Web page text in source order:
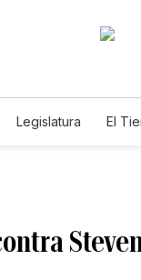
Legislatura El